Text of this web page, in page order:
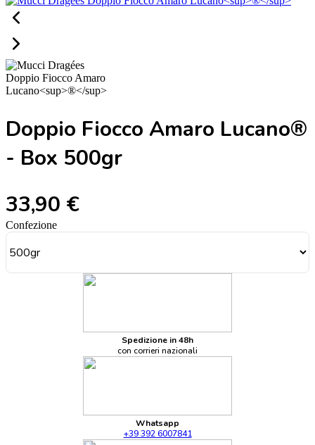
Doppio Fiocco Amaro Lucano®
- Box 500gr
33,90 €
Confezione
Spedizione in 48h
con corrieri nazionali
Whatsapp
+39 392 6007841